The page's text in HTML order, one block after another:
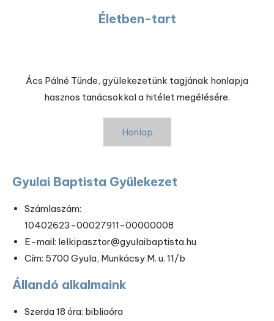
Életben-tart
Ács Pálné Tünde, gyülekezetünk tagjának honlapja
hasznos tanácsokkal a hitélet megélésére.
Honlap
Gyulai Baptista Gyülekezet
Számlaszám:
10402623-00027911-00000008
E-mail: lelkipasztor@gyulaibaptista.hu
Cím: 5700 Gyula, Munkácsy M. u. 11/b
Állandó alkalmaink
Szerda 18 óra: bibliaóra